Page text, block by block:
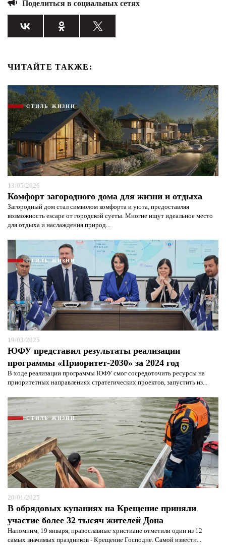
Поделиться в социальных сетях
ЧИТАЙТЕ ТАКЖЕ:
СТИЛЬ ЖИЗНИ
13/05/2026
Комфорт загородного дома для жизни и отдыха
Загородный дом стал символом комфорта и уюта, предоставляя
возможность escape от городской суеты. Многие ищут идеальное место
для отдыха и наслаждения природ...
СТИЛЬ ЖИЗНИ
19/03/2025
ЮФУ представил результаты реализации
программы «Приоритет-2030» за 2024 год
В ходе реализации программы ЮФУ смог сосредоточить ресурсы на
приоритетных направлениях стратегических проектов, запустить из...
СТИЛЬ ЖИЗНИ
20/01/2025
В обрядовых купаниях на Крещение приняли
участие более 32 тысяч жителей Дона
Напомним, 19 января, православные христиане отметили один из 12
самых значимых праздников - Крещение Господне. Самой известн...